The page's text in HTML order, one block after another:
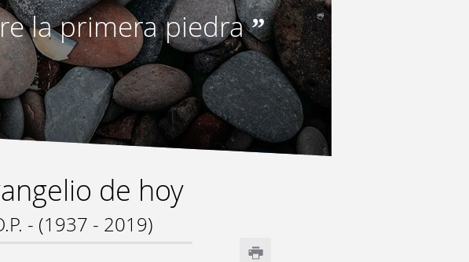
la primera piedra”
de hoy
- (1937 - 2019)